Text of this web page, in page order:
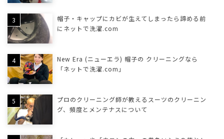
帽子・キャップにカビが生えてしまったら諦める前
にネットで洗濯.com
New Era (ニューエラ) 帽子の クリーニングなら
「ネットで洗濯.com」
プロのクリーニング師が教えるスーツのクリーニン
グ、頻度とメンテナスについて